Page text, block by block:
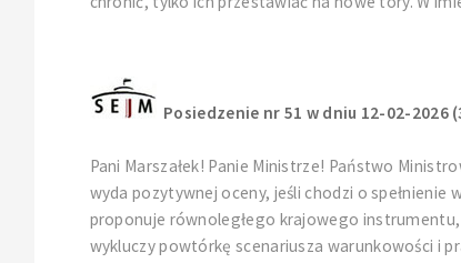
Posiedzenie nr 51 w dniu 12-02-2026
Pani Marszałek! Panie Ministrze! Państwo
wyda pozytywnej oceny, jeśli chodzi o spełnienie
proponuje równoległego krajowego
wykluczy powtórkę scenariusza warunkowości i